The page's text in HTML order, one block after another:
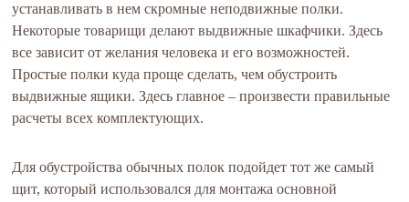
устанавливать в нем скромные неподвижные полки.
Некоторые товарищи делают выдвижные шкафчики. Здесь
все зависит от желания человека и его возможностей.
Простые полки куда проще сделать, чем обустроить
выдвижные ящики. Здесь главное – произвести правильные
расчеты всех комплектующих.
Для обустройства обычных полок подойдет тот же самый
щит, который использовался для монтажа основной